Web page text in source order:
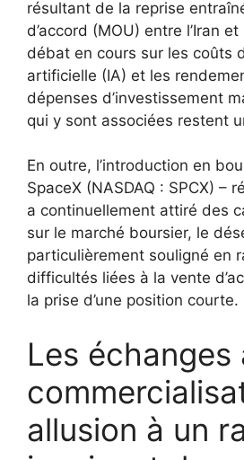
résultant de la reprise
d’accord (MOU) entre l’Iran
débat en cours sur les coûts
artificielle (IA) et les
dépenses d’investissement
qui y sont associées restent
En outre, l’introduction en
SpaceX (NASDAQ : SPCX) –
a continuellement attiré des
sur le marché boursier, le
particulièrement souligné en
difficultés liées à la vente
la prise d’une position courte.
Les échanges
allusion à un